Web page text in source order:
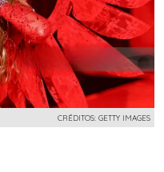
CRÉDITOS: GETTY IMAGES